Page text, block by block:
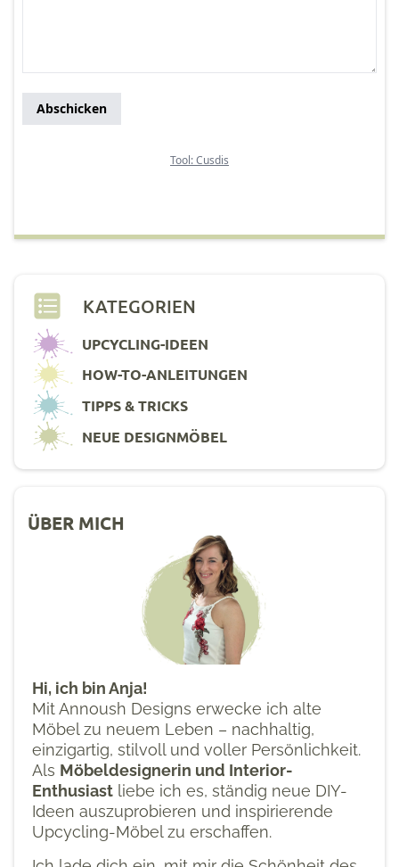
KATEGORIEN
UPCYCLING-IDEEN
HOW-TO-ANLEITUNGEN
TIPPS & TRICKS
NEUE DESIGNMÖBEL
ÜBER MICH
Hi, ich bin Anja!
Mit Annoush Designs erwecke ich alte
Möbel zu neuem Leben – nachhaltig,
einzigartig, stilvoll und voller Persönlichkeit.
Als Möbeldesignerin und Interior-
Enthusiast liebe ich es, ständig neue DIY-
Ideen auszuprobieren und inspirierende
Upcycling-Möbel zu erschaffen.